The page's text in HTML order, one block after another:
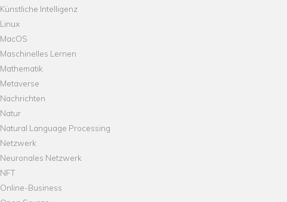
Künstliche Intelligenz
Linux
MacOS
Maschinelles Lernen
Mathematik
Metaverse
Nachrichten
Natur
Natural Language Processing
Netzwerk
Neuronales Netzwerk
NFT
Online-Business